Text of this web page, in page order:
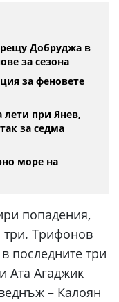
Добруджа в
за сезона
за феновете
при Янев,
за седма
море на
попадения,
Трифонов
последните три
Ата Агаджик
– Калоян